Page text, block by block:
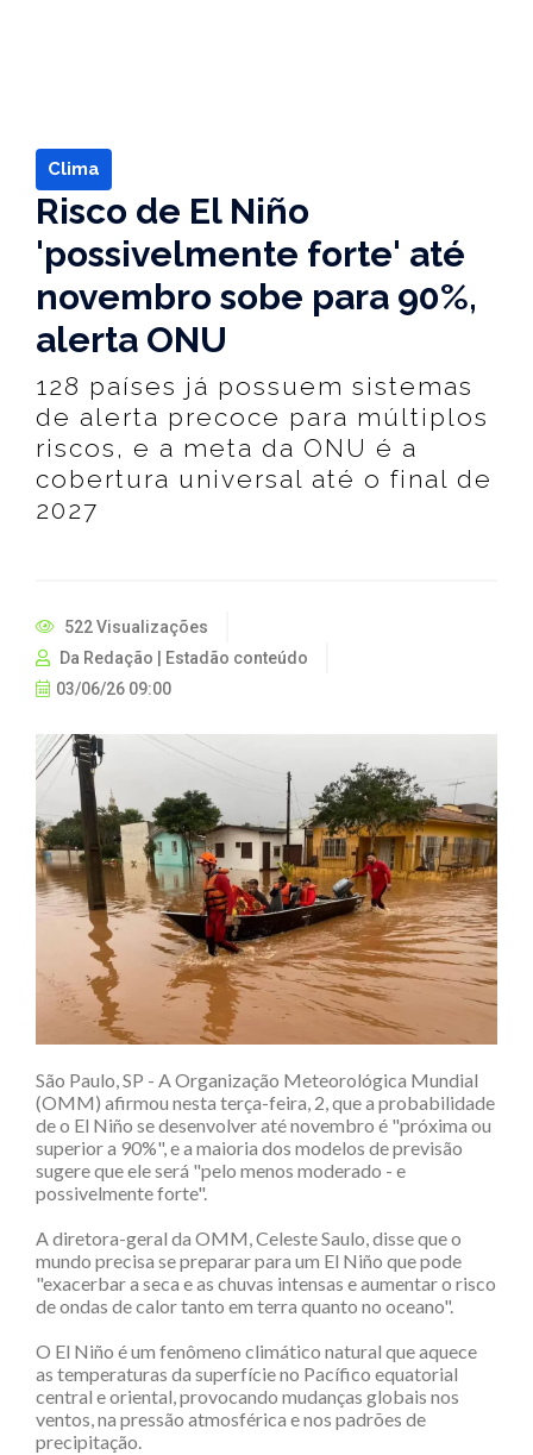
Clima
Risco de El Niño
'possivelmente forte' até
novembro sobe para 90%,
alerta ONU
128 países já possuem sistemas
de alerta precoce para múltiplos
riscos, e a meta da ONU é a
cobertura universal até o final de
2027
522 Visualizações
Da Redação | Estadão conteúdo
03/06/26 09:00
São Paulo, SP - A Organização Meteorológica Mundial
(OMM) afirmou nesta terça-feira, 2, que a probabilidade
de o El Niño se desenvolver até novembro é "próxima ou
superior a 90%", e a maioria dos modelos de previsão
sugere que ele será "pelo menos moderado - e
possivelmente forte".
A diretora-geral da OMM, Celeste Saulo, disse que o
mundo precisa se preparar para um El Niño que pode
"exacerbar a seca e as chuvas intensas e aumentar o risco
de ondas de calor tanto em terra quanto no oceano".
O El Niño é um fenômeno climático natural que aquece
as temperaturas da superfície no Pacífico equatorial
central e oriental, provocando mudanças globais nos
ventos, na pressão atmosférica e nos padrões de
precipitação.